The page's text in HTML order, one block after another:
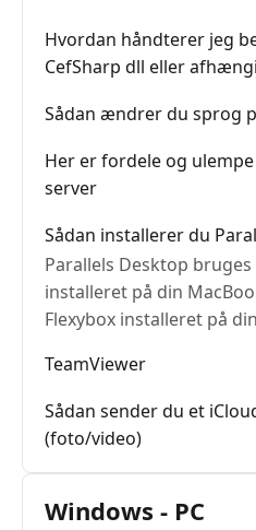
Hvordan håndterer jeg
CefSharp dll eller
Sådan ændrer du sprog
Her er fordele og
server
Sådan installerer du
Parallels Desktop
installeret på din
Flexybox installeret på
TeamViewer
Sådan sender du et
(foto/video)
Windows - PC